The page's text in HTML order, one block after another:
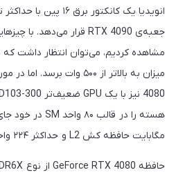
مشاهده کردیم، می‌توان انتظار داشت
مگابایت حافظه کش L2 و حداکثر ۲۲۴ واحد ROP برخوردار است.